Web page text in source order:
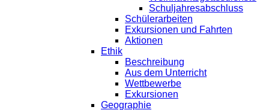
Schuljahresabschluss
Schülerarbeiten
Exkursionen und Fahrten
Aktionen
Ethik
Beschreibung
Aus dem Unterricht
Wettbewerbe
Exkursionen
Geographie